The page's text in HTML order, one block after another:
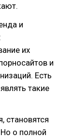
и
их
и
Есть
такие
становятся
о полной